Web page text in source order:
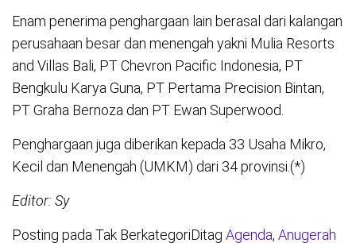
Enam penerima penghargaan lain berasal dari kalangan
perusahaan besar dan menengah yakni Mulia Resorts
and Villas Bali, PT Chevron Pacific Indonesia, PT
Bengkulu Karya Guna, PT Pertama Precision Bintan,
PT Graha Bernoza dan PT Ewan Superwood.
Penghargaan juga diberikan kepada 33 Usaha Mikro,
Kecil dan Menengah (UMKM) dari 34 provinsi.(*)
Editor: Sy
Posting pada Tak BerkategoriDitag Agenda, Anugerah